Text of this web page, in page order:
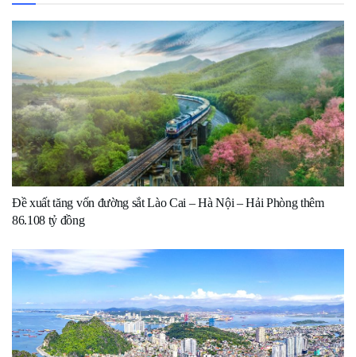
Đề xuất tăng vốn đường sắt Lào Cai – Hà Nội – Hải Phòng thêm
86.108 tỷ đồng